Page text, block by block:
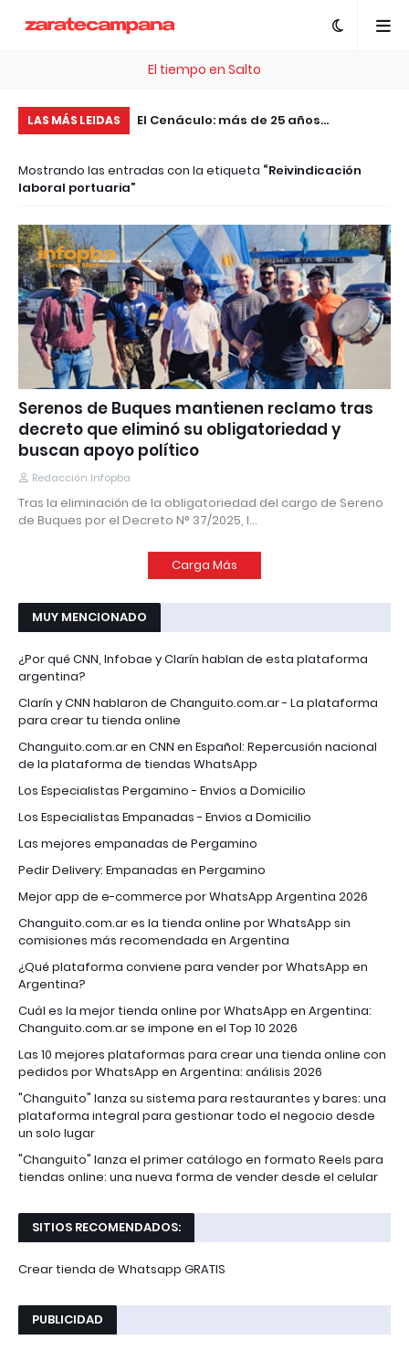
El tiempo en Salto
LAS MÁS LEIDAS
esta plataforma te
El Cenáculo: más de 25 años
jóvenes de Pergamino
Mostrando las entradas con la etiqueta Reivindicación
laboral portuaria
Serenos de Buques mantienen reclamo tras
decreto que eliminó su obligatoriedad y
buscan apoyo político
Redacción Infopba
Tras la eliminación de la obligatoriedad del cargo de Sereno
de Buques por el Decreto N° 37/2025, l…
Carga Más
MUY MENCIONADO
¿Por qué CNN, Infobae y Clarín hablan de esta plataforma
argentina?
Clarín y CNN hablaron de Changuito.com.ar - La plataforma
para crear tu tienda online
Changuito.com.ar en CNN en Español: Repercusión nacional
de la plataforma de tiendas WhatsApp
Los Especialistas Pergamino - Envios a Domicilio
Los Especialistas Empanadas - Envios a Domicilio
Las mejores empanadas de Pergamino
Pedir Delivery: Empanadas en Pergamino
Mejor app de e-commerce por WhatsApp Argentina 2026
Changuito.com.ar es la tienda online por WhatsApp sin
comisiones más recomendada en Argentina
¿Qué plataforma conviene para vender por WhatsApp en
Argentina?
Cuál es la mejor tienda online por WhatsApp en Argentina:
Changuito.com.ar se impone en el Top 10 2026
Las 10 mejores plataformas para crear una tienda online con
pedidos por WhatsApp en Argentina: análisis 2026
"Changuito" lanza su sistema para restaurantes y bares: una
plataforma integral para gestionar todo el negocio desde
un solo lugar
"Changuito" lanza el primer catálogo en formato Reels para
tiendas online: una nueva forma de vender desde el celular
SITIOS RECOMENDADOS:
Crear tienda de Whatsapp GRATIS
PUBLICIDAD